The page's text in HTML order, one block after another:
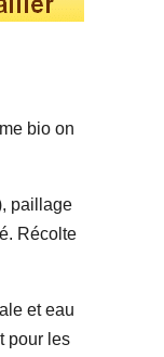
bio on
paillage
Récolte
et eau
pour les